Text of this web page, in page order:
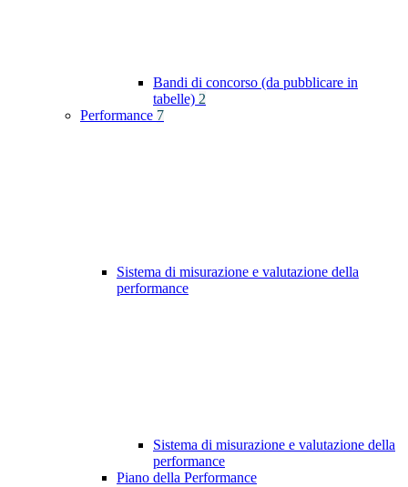
Bandi di concorso (da pubblicare in
tabelle) 2
Performance 7
Sistema di misurazione e valutazione della
performance
Sistema di misurazione e valutazione della
performance
Piano della Performance